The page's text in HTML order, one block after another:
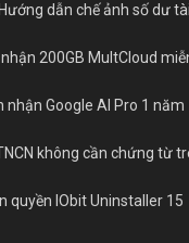
Hướng dẫn chế ảnh số dư tài
200GB MultCloud
nhận Google AI Pro 1 năm
không cần chứng từ
quyền IObit Uninstaller 15